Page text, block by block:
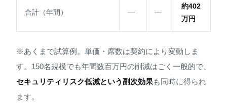
合計（年間） — —
約402
万円
※あくまで試算例。単価・席数は契約により変動しま
す。150名規模でも年間数百万円の削減はごく一般的で、
セキュリティリスク低減という副次効果も同時に得られ
ます。